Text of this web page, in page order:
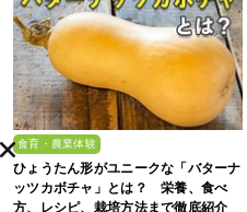
食育・農業体験
ひょうたん形がユニークな「バターナ
ッツカボチャ」とは？ 栄養、食べ
方、レシピ、栽培方法まで徹底紹介